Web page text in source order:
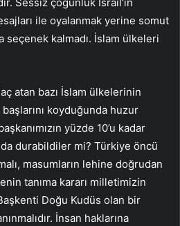
ile oyalanmak yerine somut
seçenek kalmadı. İslam ülkeleri
atan bazı İslam ülkelerinin
koyduğunda huzur
yüzde 10’u kadar
durabildiler mi? Türkiye öncü
masumların lehine doğrudan
tanıma kararı milletimizin
Doğu Kudüs olan bir
İnsan haklarına